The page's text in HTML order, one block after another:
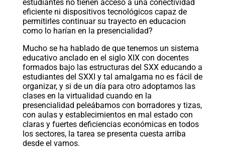
estudiantes no tienen acceso a una conectividad
eficiente ni dispositivos tecnológicos capaz de
permitirles continuar su trayecto en educacion
como lo harían en la presencialidad?
Mucho se ha hablado de que tenemos un sistema
educativo anclado en el siglo XIX con docentes
formados bajo las estructuras del SXX educando a
estudiantes del SXXI y tal amalgama no es fácil de
organizar, y si de un día para otro adoptamos las
clases en la virtualidad cuando en la
presencialidad peleábamos con borradores y tizas,
con aulas y establecimientos en mal estado con
claras y fuertes deficiencias económicas en todos
los sectores, la tarea se presenta cuesta arriba
desde el vamos.